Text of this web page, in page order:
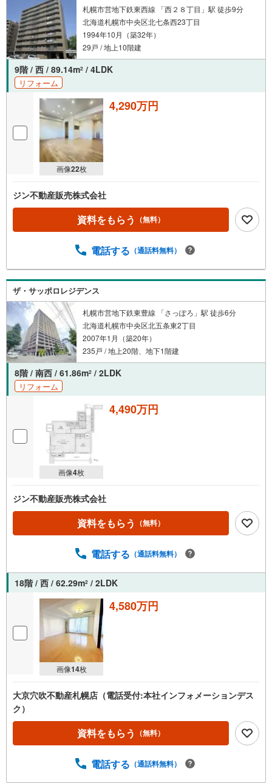
札幌市営地下鉄東西線 「西２８丁目」駅 徒歩9分
北海道札幌市中央区北七条西23丁目
1994年10月（築32年）
29戸 / 地上10階建
9階 / 西 / 89.14m2 / 4LDK
リフォーム
画像22枚
4,290万円
ジン不動産販売株式会社
資料をもらう （無料）
電話する （通話料無料）
ザ・サッポロレジデンス
札幌市営地下鉄東豊線 「さっぽろ」駅 徒歩6分
北海道札幌市中央区北五条東2丁目
2007年1月（築20年）
235戸 / 地上20階、地下1階建
8階 / 南西 / 61.86m2 / 2LDK
リフォーム
画像4枚
4,490万円
ジン不動産販売株式会社
資料をもらう （無料）
電話する （通話料無料）
18階 / 西 / 62.29m2 / 2LDK
画像14枚
4,580万円
大京穴吹不動産札幌店（電話受付:本社インフォメーションデス
ク）
資料をもらう （無料）
電話する （通話料無料）